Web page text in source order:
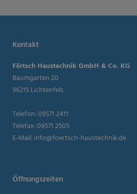
Kontakt
Förtsch Haustechnik GmbH & Co. KG
Baumgarten 20
96215 Lichtenfels
Telefon: 09571 2411
Telefax: 09571 2505
E-Mail:info@foertsch-haustechnik.de
Öffnungszeiten